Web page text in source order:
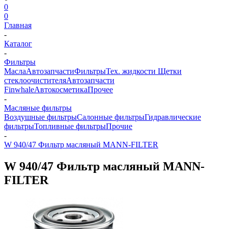
0
0
Главная
-
Каталог
-
Фильтры
МаслаАвтозапчастиФильтрыТех. жидкости Щетки
стеклоочистителяАвтозапчасти
FinwhaleАвтокосметикаПрочее
-
Масляные фильтры
Воздушные фильтрыСалонные фильтрыГидравлические
фильтрыТопливные фильтрыПрочие
-
W 940/47 Фильтр масляный MANN-FILTER
W 940/47 Фильтр масляный MANN-
FILTER